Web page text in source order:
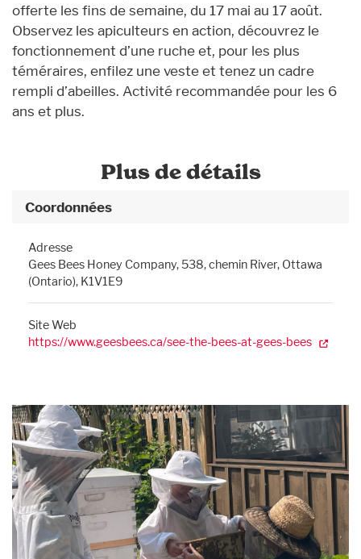
offerte les fins de semaine, du 17 mai au 17 août.
Observez les apiculteurs en action, découvrez le
fonctionnement d’une ruche et, pour les plus
téméraires, enfilez une veste et tenez un cadre
rempli d’abeilles. Activité recommandée pour les 6
ans et plus.
Plus de détails
Coordonnées
Adresse
Gees Bees Honey Company, 538, chemin River, Ottawa
(Ontario), K1V1E9
Site Web
https://www.geesbees.ca/see-the-bees-at-gees-bees